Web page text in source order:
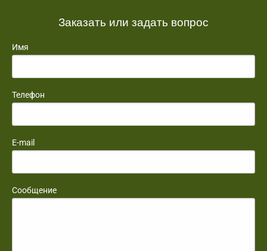
Заказать или задать вопрос
Имя
Телефон
E-mail
Сообщение